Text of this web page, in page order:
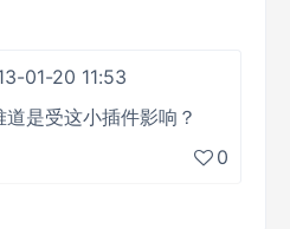
01-20 11:53
是受这小插件影响？
0